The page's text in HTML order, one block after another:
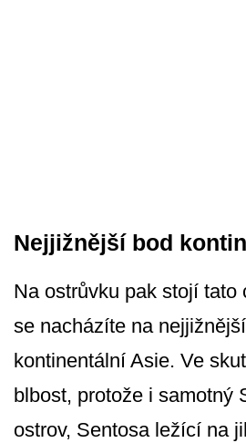
Nejjižnější bod
Na ostrůvku pak stojí tato
se nacházíte na
kontinentální Asie. Ve
blbost, protože i samotný
ostrov, Sentosa ležící na